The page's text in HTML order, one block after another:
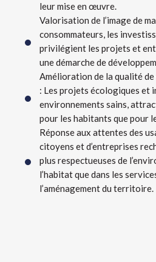
leur mise en œuvre.
Valorisation de l’image de
consommateurs, les
privilégient les projets et
une démarche de
Amélioration de la qualité
: Les projets écologiques et
environnements sains,
pour les habitants que pour
Réponse aux attentes des
citoyens et d’entreprises
plus respectueuses de
l’habitat que dans les
l’aménagement du territoire.